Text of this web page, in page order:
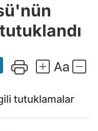
tutuklamalar